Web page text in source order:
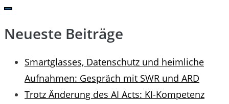
for:
Neueste Beiträge
Smartglasses, Datenschutz und heimliche
Aufnahmen: Gespräch mit SWR und ARD
Trotz Änderung des AI Acts: KI-Kompetenz